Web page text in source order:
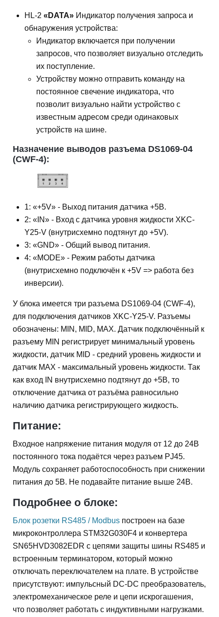
HL-2 «DATA» Индикатор получения запроса и
обнаружения устройства:
Индикатор включается при получении
запросов, что позволяет визуально отследить
их поступление.
Устройству можно отправить команду на
постоянное свечение индикатора, что
позволит визуально найти устройство с
известным адресом среди одинаковых
устройств на шине.
Назначение выводов разъема DS1069-04
(CWF-4):
1: «+5V» - Выход питания датчика +5В.
2: «IN» - Вход с датчика уровня жидкости XKC-
Y25-V (внутрисхемно подтянут до +5V).
3: «GND» - Общий вывод питания.
4: «MODE» - Режим работы датчика
(внутрисхемно подключён к +5V => работа без
инверсии).
У блока имеется три разъема DS1069-04 (CWF-4),
для подключения датчиков XKC-Y25-V. Разъемы
обозначены: MIN, MID, MAX. Датчик подключённый к
разъему MIN регистрирует минимальный уровень
жидкости, датчик MID - средний уровень жидкости и
датчик MAX - максимальный уровень жидкости. Так
как вход IN внутрисхемно подтянут до +5В, то
отключение датчика от разъёма равносильно
наличию датчика регистрирующего жидкость.
Питание:
Входное напряжение питания модуля от 12 до 24В
постоянного тока подаётся через разъем PJ45.
Модуль сохраняет работоспособность при снижении
питания до 5В. Не подавайте питание выше 24В.
Подробнее о блоке:
Блок розетки RS485 / Modbus построен на базе
микроконтроллера STM32G030F4 и конвертера
SN65HVD3082EDR с цепями защиты шины RS485 и
встроенным терминатором, который можно
отключать переключателем на плате. В устройстве
присутствуют: импульсный DC-DC преобразователь,
электромеханическое реле и цепи искрогашения,
что позволяет работать с индуктивными нагрузками.